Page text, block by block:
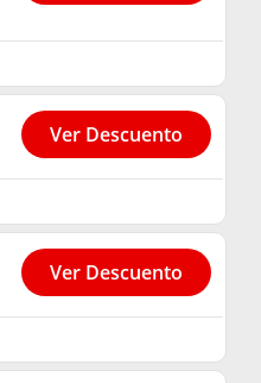
Ver Descuento
Ver Descuento